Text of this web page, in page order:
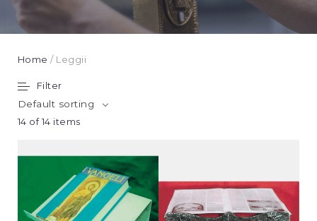
Home / Leggii
14 of 14 items
Default sorting
Filter